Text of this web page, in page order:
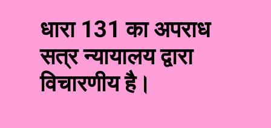
धारा 131 का अपराध
सत्र न्यायालय द्वारा
विचारणीय है।